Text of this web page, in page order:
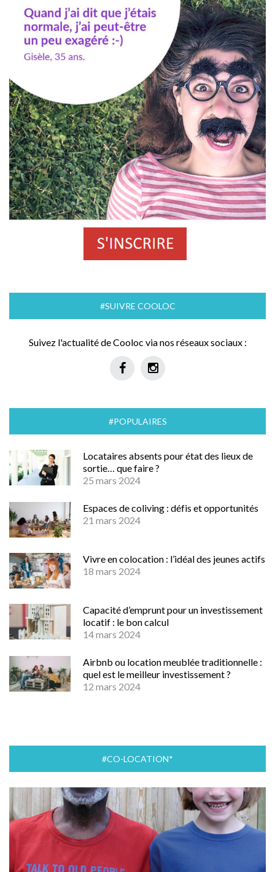
#SUIVRE COOLOC
Suivez l'actualité de Cooloc via nos réseaux sociaux :
#POPULAIRES
Locataires absents pour état des lieux de
sortie… que faire ?
25 mars 2024
Espaces de coliving : défis et opportunités
21 mars 2024
Vivre en colocation : l’idéal des jeunes actifs
18 mars 2024
Capacité d’emprunt pour un investissement
locatif : le bon calcul
14 mars 2024
Airbnb ou location meublée traditionnelle :
quel est le meilleur investissement ?
12 mars 2024
#CO-LOCATION*